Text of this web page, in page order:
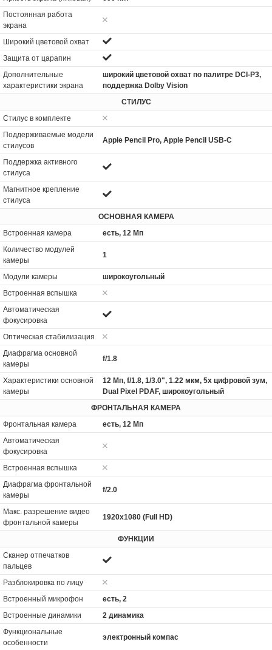
Постоянная работа
экрана
Широкий цветовой охват
Защита от царапин
Дополнительные
характеристики экрана
широкий цветовой охват по палитре DCI-P3,
поддержка Dolby Vision
СТИЛУС
Стилус в комплекте
Поддерживаемые модели
стилусов
Apple Pencil Pro, Apple Pencil USB-C
Поддержка активного
стилуса
Магнитное крепление
стилуса
ОСНОВНАЯ КАМЕРА
Встроенная камера
есть, 12 Мп
Количество модулей
камеры
1
Модули камеры
широкоугольный
Встроенная вспышка
Автоматическая
фокусировка
Оптическая стабилизация
Диафрагма основной
камеры
f/1.8
Характеристики основной
камеры
12 Мп, f/1.8, 1/3.0", 1.22 мкм, 5x цифровой зум,
Dual Pixel PDAF, широкоугольный
ФРОНТАЛЬНАЯ КАМЕРА
Фронтальная камера
есть, 12 Мп
Автоматическая
фокусировка
Встроенная вспышка
Диафрагма фронтальной
камеры
f/2.0
Макс. разрешение видео
фронтальной камеры
1920x1080 (Full HD)
ФУНКЦИИ
Сканер отпечатков
пальцев
Разблокировка по лицу
Встроенный микрофон
есть, 2
Встроенные динамики
2 динамика
Функциональные
особенности
электронный компас